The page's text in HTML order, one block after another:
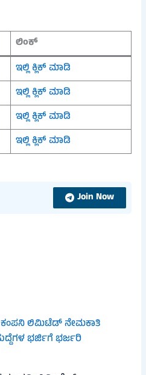
ಲಿಂಕ್
ಇಲ್ಲಿ ಕ್ಲಿಕ್ ಮಾಡಿ
ಇಲ್ಲಿ ಕ್ಲಿಕ್ ಮಾಡಿ
ಇಲ್ಲಿ ಕ್ಲಿಕ್ ಮಾಡಿ
ಇಲ್ಲಿ ಕ್ಲಿಕ್ ಮಾಡಿ
Join Now